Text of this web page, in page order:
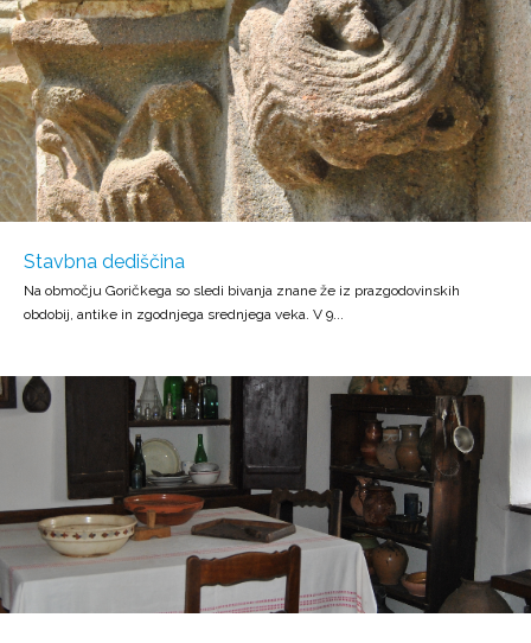
Stavbna dediščina
Na območju Goričkega so sledi bivanja znane že iz prazgodovinskih
obdobij, antike in zgodnjega srednjega veka. V 9...